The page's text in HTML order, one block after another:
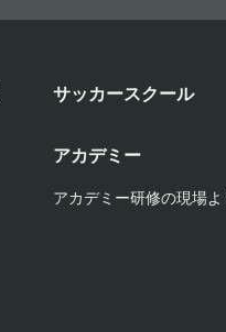
サッカースクール
アカデミー
アカデミー研修の現場よ